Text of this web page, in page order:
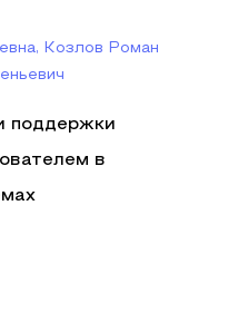
Козлов Роман
поддержки
в